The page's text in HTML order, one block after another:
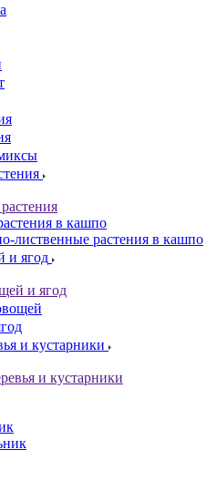
в кашпо
лиственные растения в кашпо
и ягод
и ягод
и кустарники
и кустарники